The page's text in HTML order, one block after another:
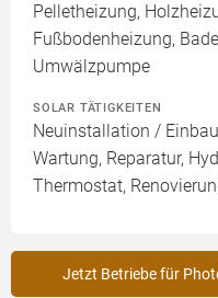
Pelletheizung,
Fußbodenheizung,
Umwälzpumpe
SOLAR TÄTIGKEITEN
Neuinstallation /
Wartung, Reparatur,
Thermostat,
Jetzt Betriebe für